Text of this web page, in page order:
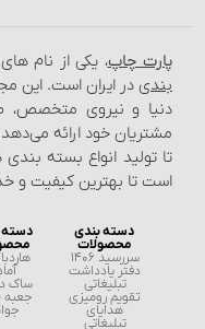
پارت چاپ، یکی از نام‌
بندی در ایران است. این
دنیا و نیروی متخصص،
مشتریان خود ارائه
تا تولید انواع بسته‌
است تا بهترین کیفیت و
دسته بندی
محصولات
سررسید 1406
دفتر یادداشت
تبلیغاتی
تقویم رومیزی
هدایای
تبلیغاتی
دسته
ساک
جعبه